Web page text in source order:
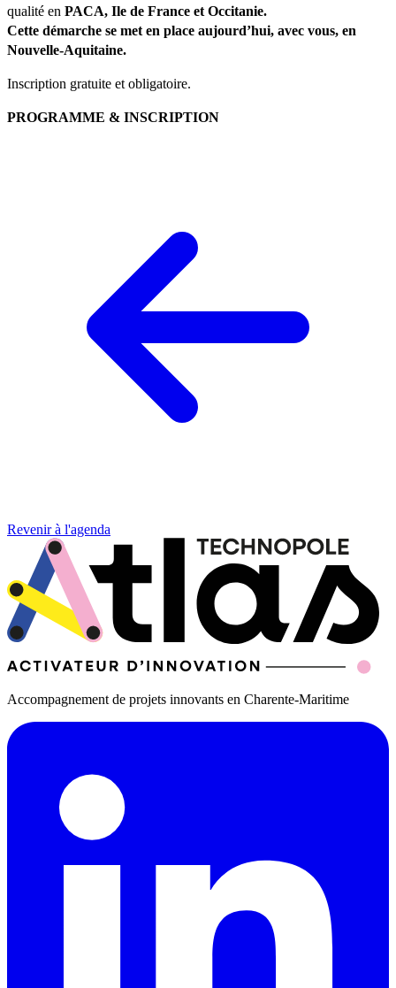
qualité en PACA, Ile de France et Occitanie.
Cette démarche se met en place aujourd’hui, avec vous, en
Nouvelle-Aquitaine.
Inscription gratuite et obligatoire.
PROGRAMME & INSCRIPTION
Revenir à l'agenda
Accompagnement de projets innovants en Charente-Maritime